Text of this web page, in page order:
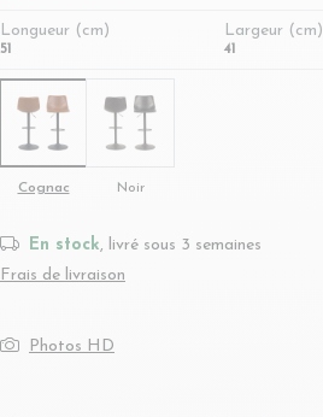
Longueur (cm)
51
Largeur (cm)
41
Cognac Noir
En stock, livré sous 3 semaines
Frais de livraison
Photos HD